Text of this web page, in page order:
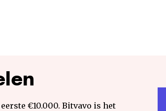
€10.000. Bitvavo is het